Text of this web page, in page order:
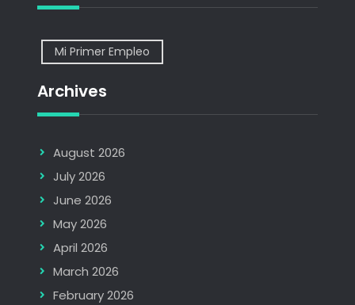
Mi Primer Empleo
Archives
August 2026
July 2026
June 2026
May 2026
April 2026
March 2026
February 2026